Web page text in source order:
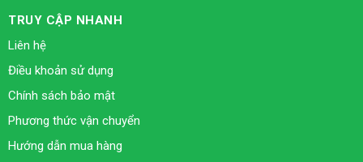
TRUY CẬP NHANH
Liên hệ
Điều khoản sử dụng
Chính sách bảo mật
Phương thức vận chuyển
Hướng dẫn mua hàng